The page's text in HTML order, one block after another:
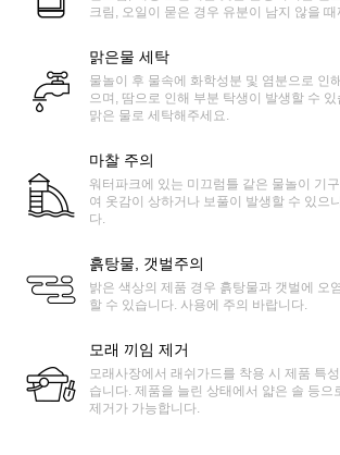
크림, 오일이 묻은 경우 유분이 남지 않을
맑은물 세탁
물놀이 후 물속에 화학성분 및 염분으로 인
으며, 땀으로 인해 부분 탁생이 발생할 수
맑은 물로 세탁해주세요.
마찰 주의
워터파크에 있는 미끄럼틀 같은 물놀이 기
여 옷감이 상하거나 보풀이 발생할 수 있으
다.
흙탕물, 갯벌주의
밝은 색상의 제품 경우 흙탕물과 갯벌에 오
할 수 있습니다. 사용에 주의 바랍니다.
모래 끼임 제거
모래사장에서 래쉬가드를 착용 시 제품 특
습니다. 제품을 늘린 상태에서 얇은 솔 등으
제거가 가능합니다.